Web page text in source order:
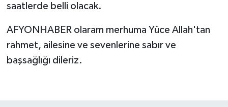
saatlerde belli olacak.
AFYONHABER olaram merhuma Yüce Allah'tan
rahmet, ailesine ve sevenlerine sabır ve
başsağlığı dileriz.